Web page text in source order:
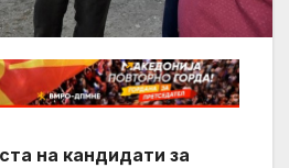
на кандидати за